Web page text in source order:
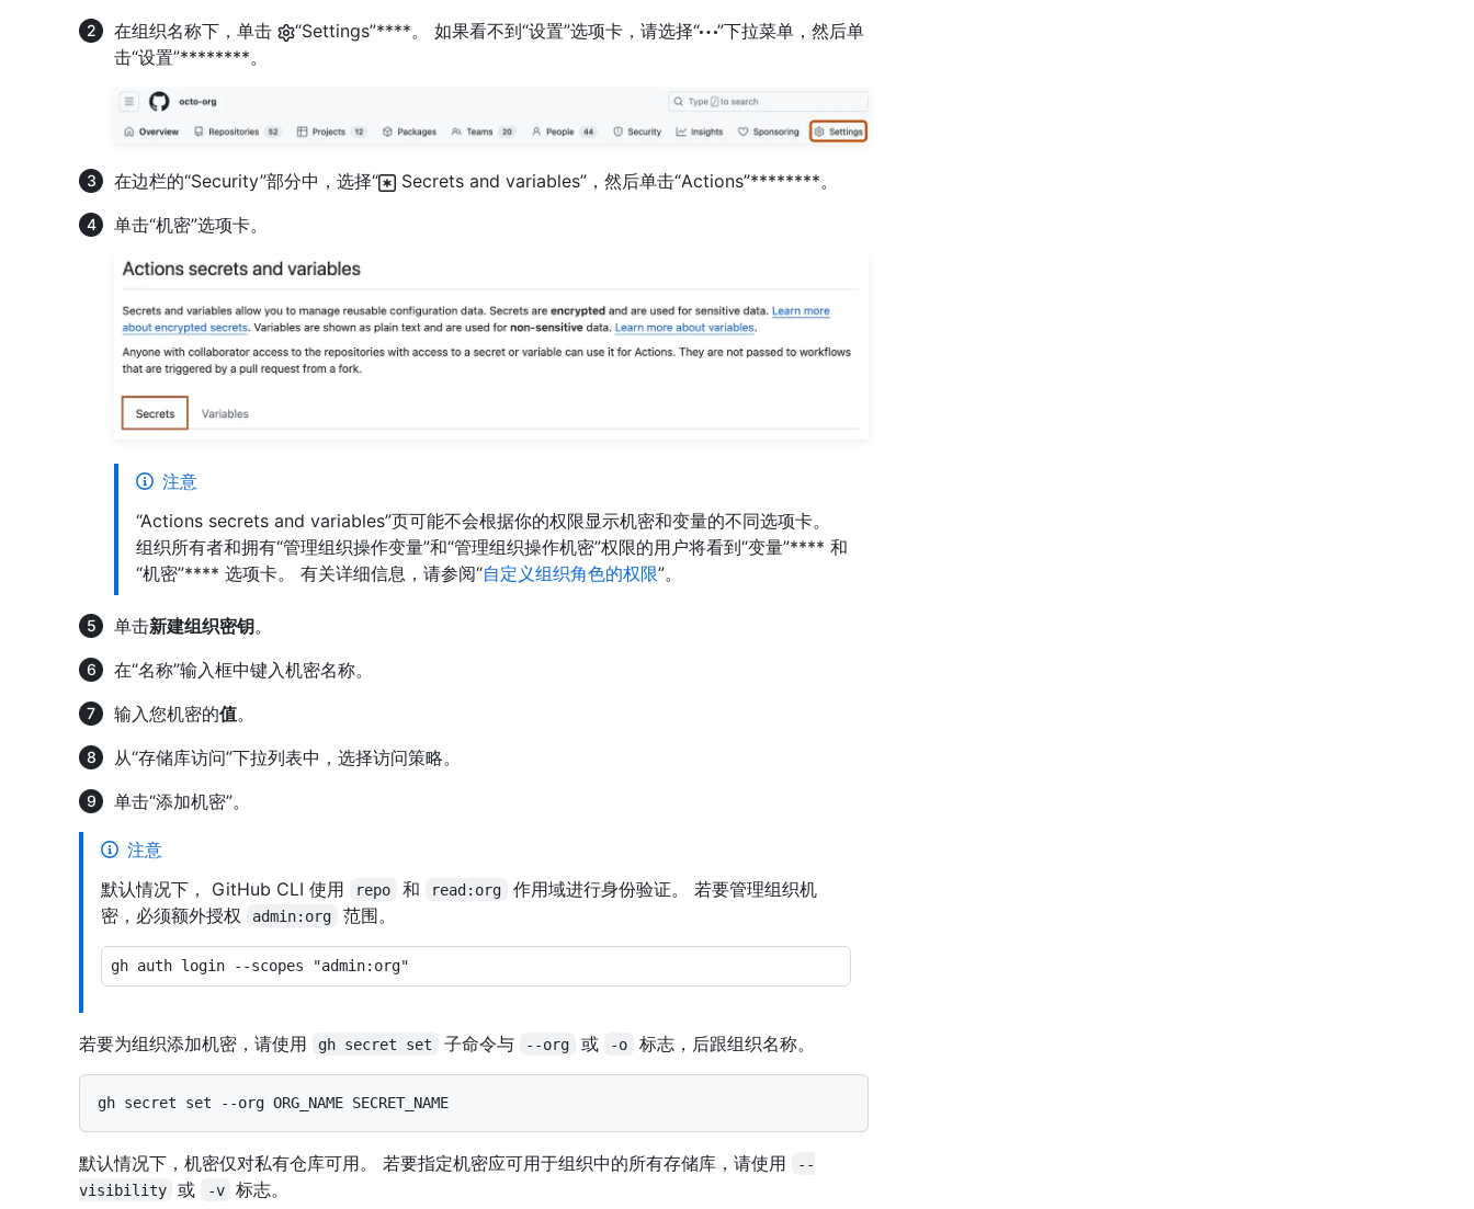
在组织名称下，单击
“Settings”****。 如果看不到“设置”选项卡，请选择“
”下拉菜单，然后单
击“设置”********。
在边栏的“Security”部分中，选择“
Secrets and variables”，然后单击“Actions”********。
单击“机密”选项卡。
注意
“Actions secrets and variables”页可能不会根据你的权限显示机密和变量的不同选项卡。
组织所有者和拥有“管理组织操作变量”和“管理组织操作机密”权限的用户将看到“变量”**** 和
“机密”**** 选项卡。 有关详细信息，请参阅“自定义组织角色的权限”。
单击新建组织密钥。
在“名称”输入框中键入机密名称。
输入您机密的值。
从“存储库访问”下拉列表中，选择访问策略。
单击“添加机密”。
注意
默认情况下， GitHub CLI 使用
repo 和 read:org
作用域进行身份验证。 若要管理组织机
密，必须额外授权
admin:org 范围。
若要为组织添加机密，请使用 gh secret set 子命令与 --org 或 -o 标志，后跟组织名称。
默认情况下，机密仅对私有仓库可用。 若要指定机密应可用于组织中的所有存储库，请使用
--
visibility
或 -v 标志。